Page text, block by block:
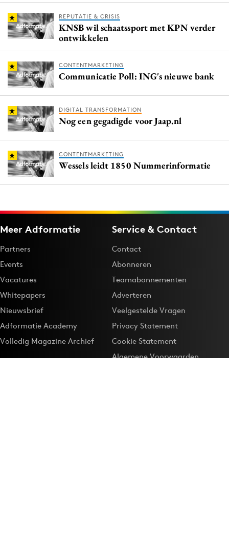
REPUTATIE & CRISIS
KNSB wil schaatssport met KPN verder
ontwikkelen
CONTENTMARKETING
Communicatie Poll: ING's nieuwe bank
DIGITAL TRANSFORMATION
Nog een gegadigde voor Jaap.nl
CONTENTMARKETING
Wessels leidt 1850 Nummerinformatie
Meer Adformatie
Partners
Events
Vacatures
Whitepapers
Nieuwsbrief
Adformatie Academy
Volledig Magazine Archief
Service & Contact
Contact
Abonneren
Teamabonnementen
Adverteren
Veelgestelde Vragen
Privacy Statement
Cookie Statement
Algemene Voorwaarden